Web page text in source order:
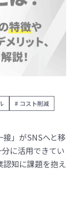
# コスト削減
」がSNSへと移
に活用できてい
知に課題を抱え